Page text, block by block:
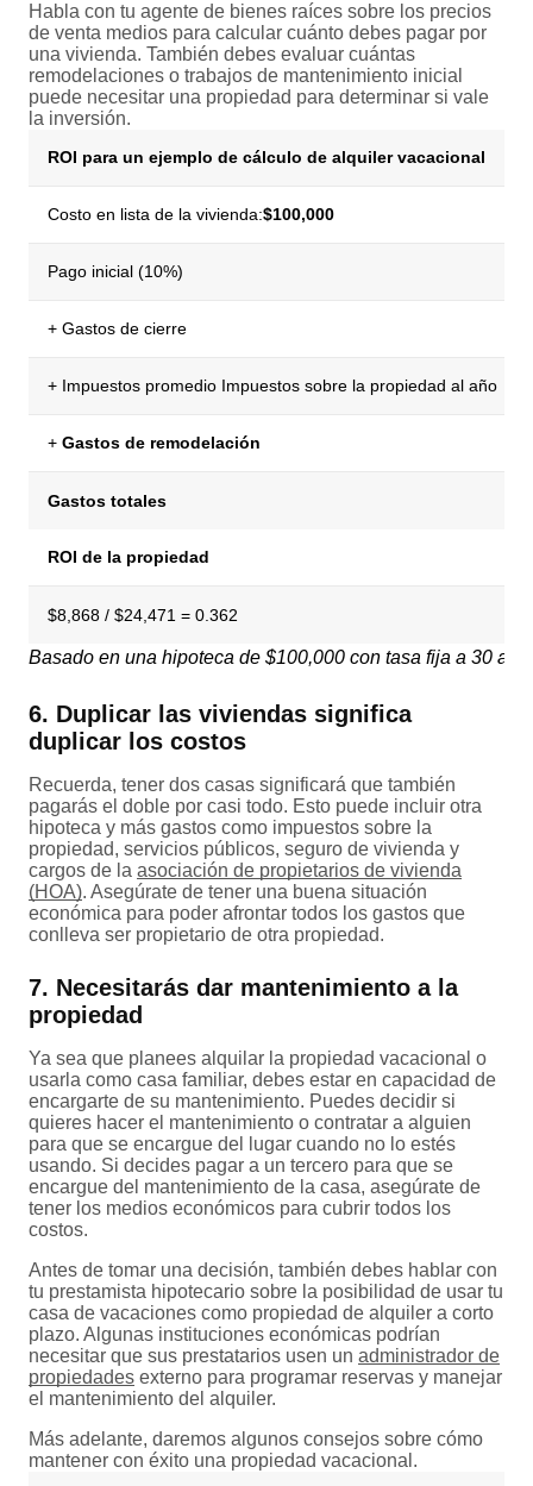
Habla con tu agente de bienes raíces sobre los precios
de venta medios para calcular cuánto debes pagar por
una vivienda. También debes evaluar cuántas
remodelaciones o trabajos de mantenimiento inicial
puede necesitar una propiedad para determinar si vale
la inversión.
ROI para un ejemplo de cálculo de alquiler vacacional
Costo en lista de la vivienda:$100,000
Pago inicial (10%)
+ Gastos de cierre
+ Impuestos promedio Impuestos sobre la propiedad al año
+ Gastos de remodelación
Gastos totales
ROI de la propiedad
$8,868 / $24,471 = 0.362
Basado en una hipoteca de $100,000 con tasa fija a 30
6. Duplicar las viviendas significa
duplicar los costos
Recuerda, tener dos casas significará que también
pagarás el doble por casi todo. Esto puede incluir otra
hipoteca y más gastos como impuestos sobre la
propiedad, servicios públicos, seguro de vivienda y
cargos de la asociación de propietarios de vivienda
(HOA). Asegúrate de tener una buena situación
económica para poder afrontar todos los gastos que
conlleva ser propietario de otra propiedad.
7. Necesitarás dar mantenimiento a la
propiedad
Ya sea que planees alquilar la propiedad vacacional o
usarla como casa familiar, debes estar en capacidad de
encargarte de su mantenimiento. Puedes decidir si
quieres hacer el mantenimiento o contratar a alguien
para que se encargue del lugar cuando no lo estés
usando. Si decides pagar a un tercero para que se
encargue del mantenimiento de la casa, asegúrate de
tener los medios económicos para cubrir todos los
costos.
Antes de tomar una decisión, también debes hablar con
tu prestamista hipotecario sobre la posibilidad de usar tu
casa de vacaciones como propiedad de alquiler a corto
plazo. Algunas instituciones económicas podrían
necesitar que sus prestatarios usen un administrador de
propiedades externo para programar reservas y manejar
el mantenimiento del alquiler.
Más adelante, daremos algunos consejos sobre cómo
mantener con éxito una propiedad vacacional.